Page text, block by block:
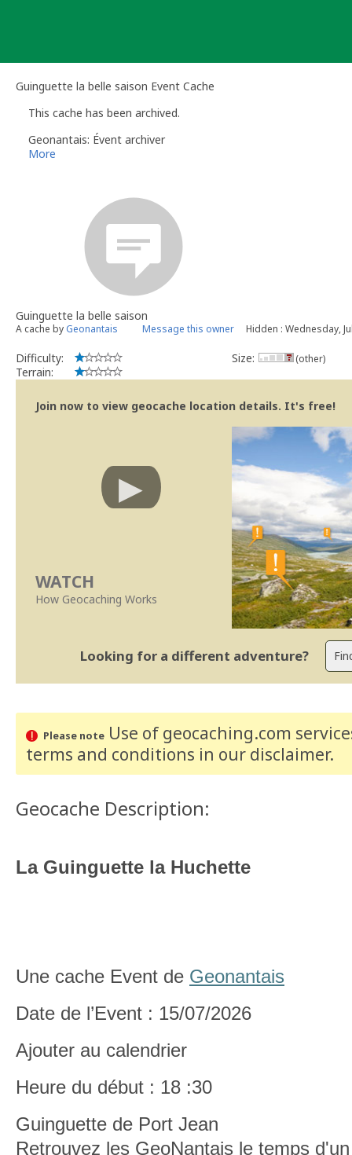
Guinguette la belle saison Event Cache
This cache has been archived.
Geonantais: Évent archiver
More
Guinguette la belle saison
A cache by Geonantais Message this owner Hidden : Wednesday,
Difficulty:
Terrain:
Size: (other)
Join now to view geocache location details. It's free!
WATCH
How Geocaching Works
Looking for a different adventure?
Please noteUse of geocaching.com
terms and conditions in our disclaimer.
Geocache Description:
La Guinguette la Huchette
Une cache Event de Geonantais
Date de l’Event : 15/07/2026
Ajouter au calendrier
Heure du début : 18 :30
Guinguette de Port Jean
Retrouvez les GeoNantais le temps